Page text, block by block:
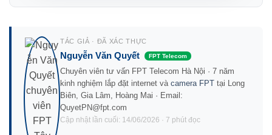
TÁC GIẢ · ĐÃ XÁC THỰC
Nguyễn Văn Quyết FPT Telecom
Chuyên viên tư vấn FPT Telecom Hà Nội · 7 năm
kinh nghiệm lắp đặt internet và camera FPT tại Long
Biên, Gia Lâm, Hoàng Mai · Email:
QuyetPN@fpt.com
Cập nhật lần cuối: 14/06/2026 · 7 phút đọc